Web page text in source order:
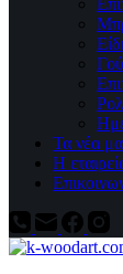
Τα νέα
Η